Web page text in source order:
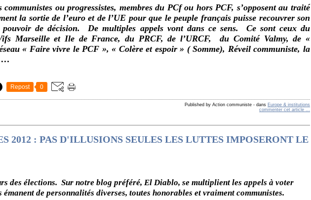
communistes ou progressistes, membres du PCf ou hors PCF, s’opposent au traité
la sortie de l’euro et de l’UE pour que le peuple français puisse recouvrer son
pouvoir de décision. De multiples appels vont dans ce sens. Ce sont ceux du
Marseille et Ile de France, du PRCF, de l’URCF, du Comité Valmy, de «
« Faire vivre le PCF », « Colère et espoir » ( Somme), Réveil communiste, la
…
Repost 0
Published by Action communiste - dans Europe & institutions
commenter cet article …
2012 : PAS D'ILLUSIONS SEULES LES LUTTES IMPOSERONT LE
des élections. Sur notre blog préféré, El Diablo, se multiplient les appels à voter
émanent de personnalités diverses, toutes honorables et vraiment communistes.